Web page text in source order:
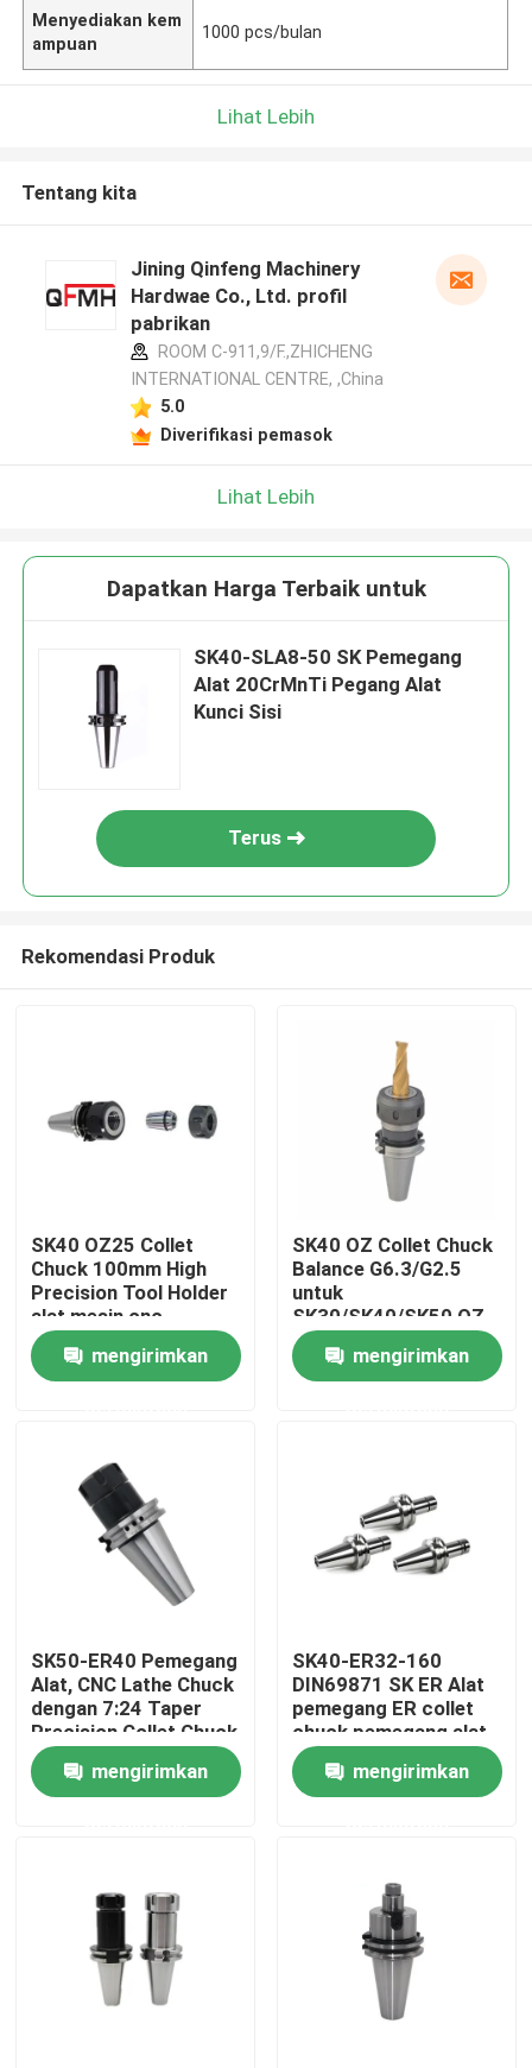
Rumah
Tentang kami
Tur Pabrik
Kontrol kualitas
Permintaan Penawaran
Pemegang Alat BT
Menyediakan kem
ampuan
1000 pcs/bulan
Lihat Lebih
Tentang kita
Jining Qinfeng Machinery
Hardwae Co., Ltd. profil
pabrikan
ROOM C-911,9/F.,ZHICHENG
INTERNATIONAL CENTRE, ,China
5.0
Diverifikasi pemasok
Lihat Lebih
Dapatkan Harga Terbaik untuk
SK40-SLA8-50 SK Pemegang
Alat 20CrMnTi Pegang Alat
Kunci Sisi
Terus
Rekomendasi Produk
SK40 OZ25 Collet
Chuck 100mm High
Precision Tool Holder
alat mesin cnc
mengirimkan
SK40 OZ Collet Chuck
Balance G6.3/G2.5
untuk
SK30/SK40/SK50 OZ
Series oz collet
clamping toolmengirimkan
SK50-ER40 Pemegang
Alat, CNC Lathe Chuck
dengan 7:24 Taper
Precision Collet Chuck
CNC Lathe Chuck
mengirimkan
SK40-ER32-160
DIN69871 SK ER Alat
pemegang ER collet
chuck pemegang alat
CNC
mengirimkan